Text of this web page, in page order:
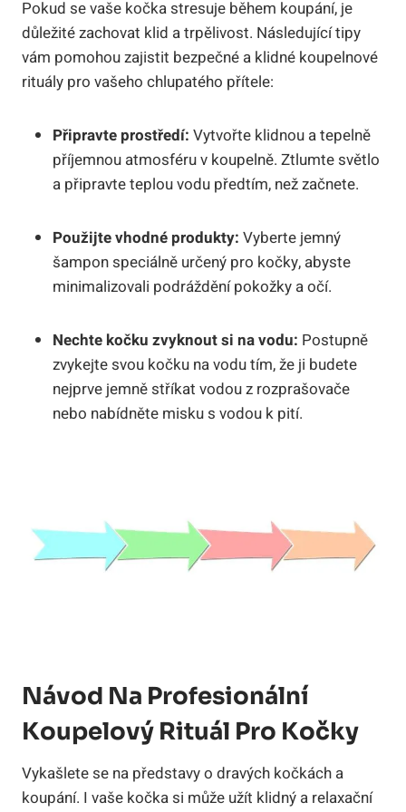
Pokud se vaše kočka stresuje během koupání, je
důležité zachovat klid a trpělivost. Následující tipy
vám pomohou zajistit bezpečné a klidné koupelnové
rituály pro vašeho chlupatého přítele:
Připravte prostředí: Vytvořte klidnou a tepelně
příjemnou atmosféru v koupelně. Ztlumte světlo
a připravte teplou vodu předtím, než začnete.
Použijte vhodné produkty: Vyberte jemný
šampon speciálně určený pro kočky, abyste
minimalizovali podráždění pokožky a očí.
Nechte kočku zvyknout si na vodu: Postupně
zvykejte svou kočku na vodu tím, že ji budete
nejprve jemně stříkat vodou z rozprašovače
nebo nabídněte misku s vodou k pití.
Návod Na Profesionální
Koupelový Rituál Pro Kočky
Vykašlete se na představy o dravých kočkách a
koupání. I vaše kočka si může užít klidný a relaxační